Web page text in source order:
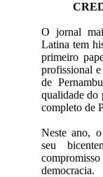
O jornal
Latina tem
primeiro
profissional
de
qualidade do
completo de
Neste ano,
seu
democracia.